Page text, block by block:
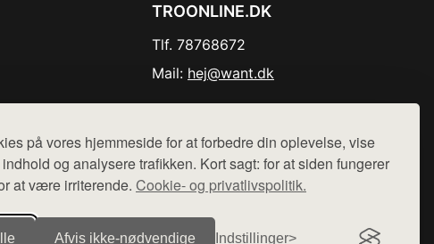
på vores hjemmeside for at forbedre din oplevelse, vise
og analysere trafikken. Kort sagt: for at siden fungerer
at være irriterende. Cookie- og privatlivspolitik.
Afvis ikke‑nødvendige Indstillinger
TROONLINE.DK
Tlf. 78768672
Mail: hej@want.dk
Der sælges ikke varer fra denne side - vi henviser til de shops,